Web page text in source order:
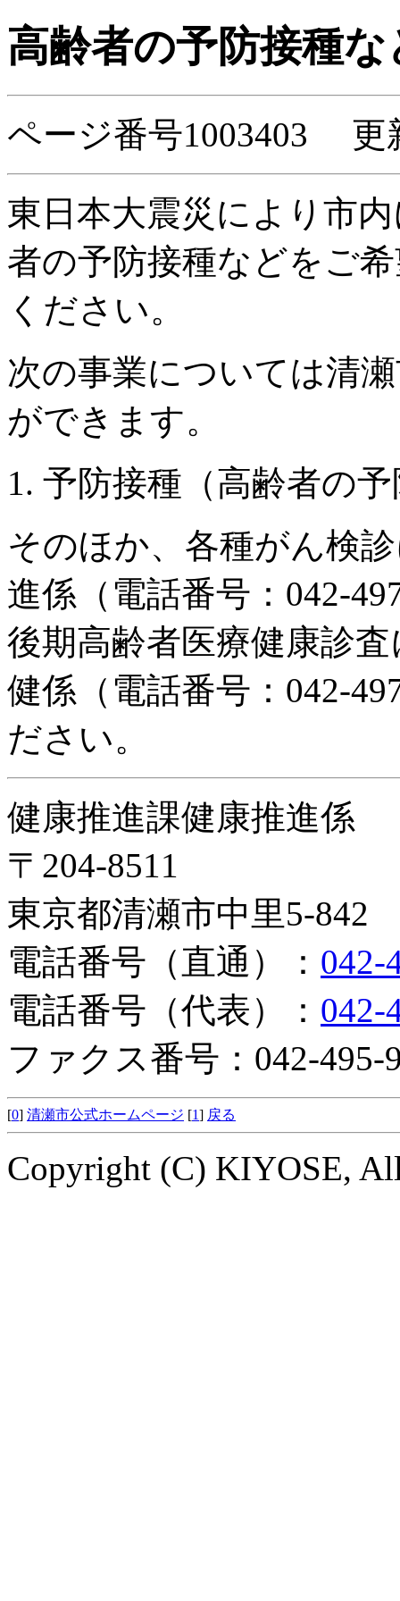
高齢者の予防接種な
ページ番号1003403 更
東日本大震災により市
者の予防接種などをご
ください。
次の事業については清
ができます。
予防接種（高齢者の
そのほか、各種がん検
進係（電話番号：042-
後期高齢者医療健康診
健係（電話番号：042-
ださい。
健康推進課健康推進係
〒204-8511
東京都清瀬市中里5-842
電話番号（直通）： 042-
電話番号（代表）： 042-
ファクス番号：042-495-
[0] 清瀬市公式ホームページ [1] 戻る
Copyright (C) KIYOSE,